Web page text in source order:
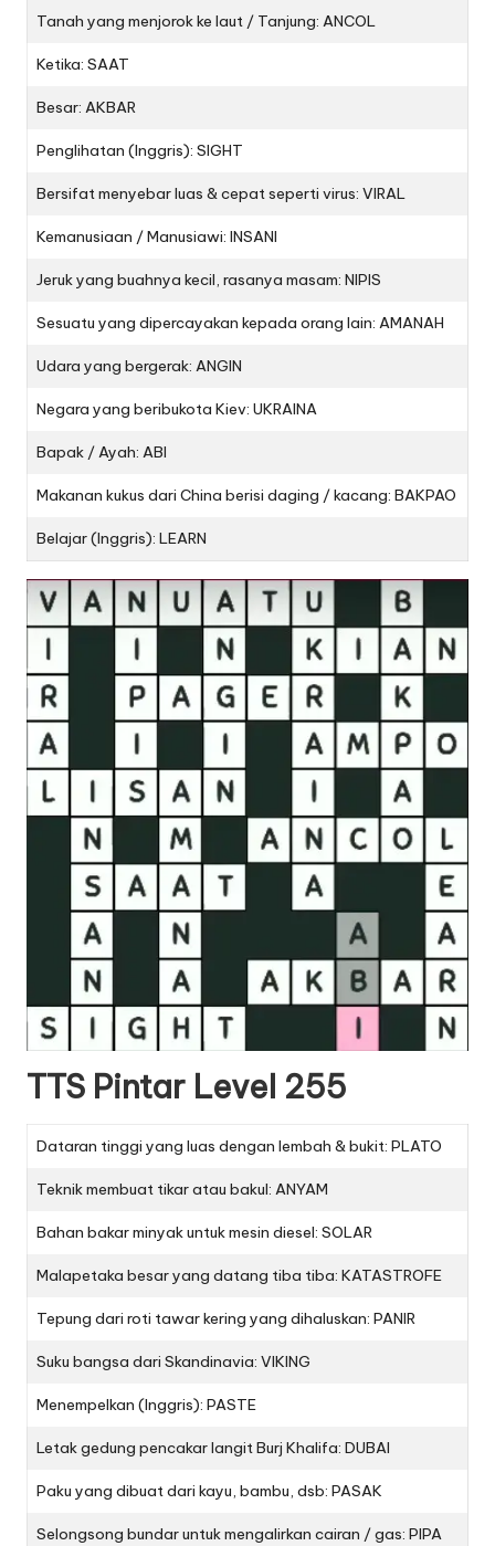
Tanah yang menjorok ke laut / Tanjung: ANCOL
Ketika: SAAT
Besar: AKBAR
Penglihatan (Inggris): SIGHT
Bersifat menyebar luas & cepat seperti virus: VIRAL
Kemanusiaan / Manusiawi: INSANI
Jeruk yang buahnya kecil, rasanya masam: NIPIS
Sesuatu yang dipercayakan kepada orang lain: AMANAH
Udara yang bergerak: ANGIN
Negara yang beribukota Kiev: UKRAINA
Bapak / Ayah: ABI
Makanan kukus dari China berisi daging / kacang: BAKPAO
Belajar (Inggris): LEARN
TTS Pintar Level 255
Dataran tinggi yang luas dengan lembah & bukit: PLATO
Teknik membuat tikar atau bakul: ANYAM
Bahan bakar minyak untuk mesin diesel: SOLAR
Malapetaka besar yang datang tiba tiba: KATASTROFE
Tepung dari roti tawar kering yang dihaluskan: PANIR
Suku bangsa dari Skandinavia: VIKING
Menempelkan (Inggris): PASTE
Letak gedung pencakar langit Burj Khalifa: DUBAI
Paku yang dibuat dari kayu, bambu, dsb: PASAK
Selongsong bundar untuk mengalirkan cairan / gas: PIPA